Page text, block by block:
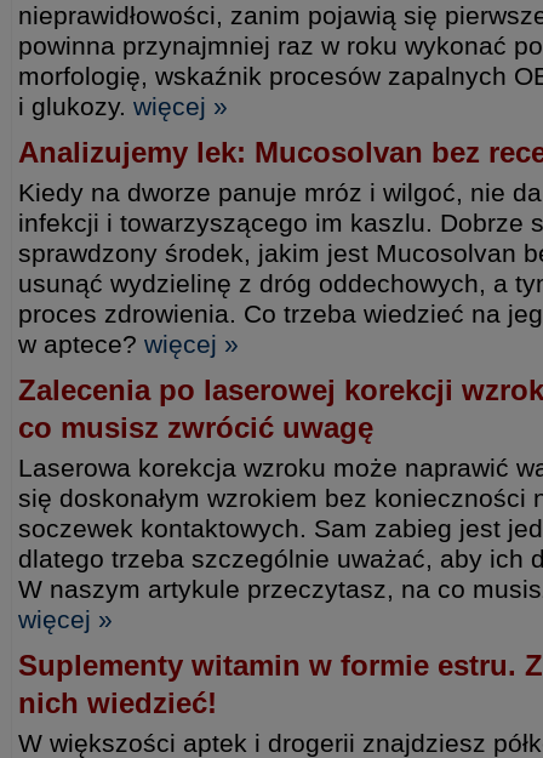
nieprawidłowości, zanim pojawią się
powinna przynajmniej raz w roku wykonać
morfologię, wskaźnik procesów zapalnych
i glukozy. więcej »
Analizujemy lek: Mucosolvan bez
Kiedy na dworze panuje mróz i wilgoć, nie
infekcji i towarzyszącego im kaszlu. Dobrze
sprawdzony środek, jakim jest Mucosolvan
usunąć wydzielinę z dróg oddechowych, a
proces zdrowienia. Co trzeba wiedzieć na
w aptece? więcej »
Zalecenia po laserowej korekcji
co musisz zwrócić uwagę
Laserowa korekcja wzroku może naprawić
się doskonałym wzrokiem bez konieczności
soczewek kontaktowych. Sam zabieg jest
dlatego trzeba szczególnie uważać, aby ich
W naszym artykule przeczytasz, na co
więcej »
Suplementy witamin w formie estru.
nich wiedzieć!
W większości aptek i drogerii znajdziesz